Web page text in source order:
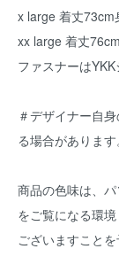
x large 着丈
xx large 着丈
ファスナーは
＃デザイナー自
る場合がありま
商品の色味は、
をご覧になる環
ございますこと